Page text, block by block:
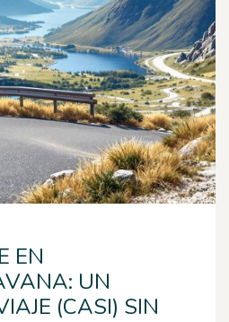
EN
UN
(CASI) SIN